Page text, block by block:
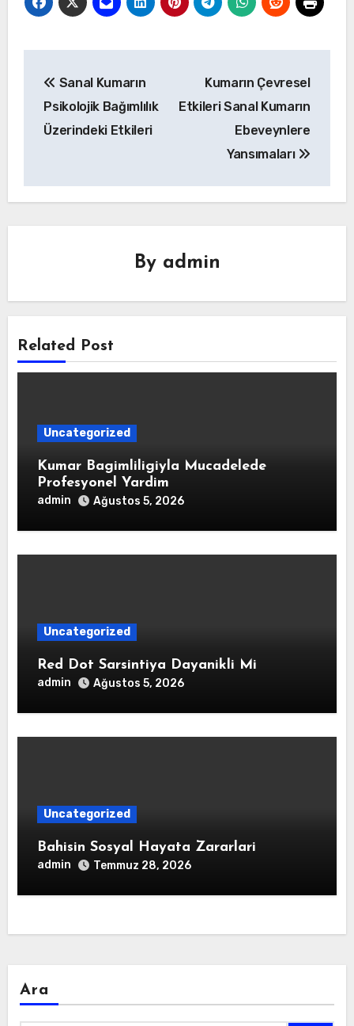
gezinmesi
Sanal Kumarın
Psikolojik Bağımlılık
Üzerindeki Etkileri
Kumarın Çevresel
Etkileri Sanal Kumarın
Ebeveynlere
Yansımaları
By admin
Related Post
Uncategorized
Kumar Bagimliligiyla Mucadelede
Profesyonel Yardim
admin Ağustos 5, 2026
Uncategorized
Red Dot Sarsintiya Dayanikli Mi
admin Ağustos 5, 2026
Uncategorized
Bahisin Sosyal Hayata Zararlari
admin Temmuz 28, 2026
Ara